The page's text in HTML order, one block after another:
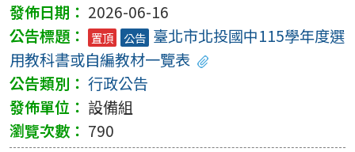
2026-06-16
置頂 公告 臺北市北投國中115學年度選
用教科書或自編教材一覽表
行政公告
設備組
790